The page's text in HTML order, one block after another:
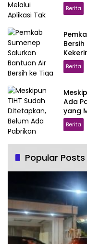
Berita
Berita
Ada
yang
Berita
Popular Posts